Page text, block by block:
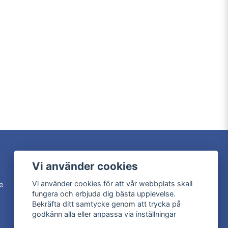
Följ oss
Instagram
Vi använder cookies
Vi använder cookies för att vår webbplats skall
fungera och erbjuda dig bästa upplevelse.
Bekräfta ditt samtycke genom att trycka på
godkänn alla eller anpassa via inställningar